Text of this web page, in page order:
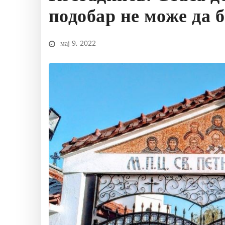
подобар не може да
мај 9, 2022